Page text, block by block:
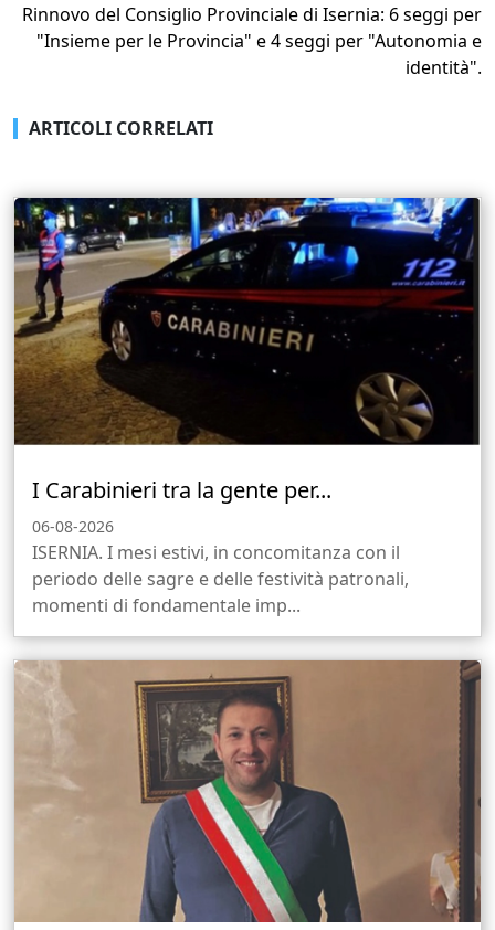
Rinnovo del Consiglio Provinciale di Isernia: 6 seggi per
"Insieme per le Provincia" e 4 seggi per "Autonomia e
identità".
ARTICOLI CORRELATI
I Carabinieri tra la gente per...
06-08-2026
ISERNIA. I mesi estivi, in concomitanza con il
periodo delle sagre e delle festività patronali,
momenti di fondamentale imp...